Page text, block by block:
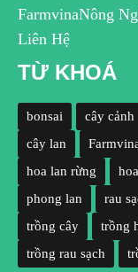
FarmvinaNông
Liên Hệ
TỪ KHOÁ
bonsai cây cảnh
cây lan
hoa lan rừng
phong lan
rau
trồng cây
trồng
trồng rau sạch